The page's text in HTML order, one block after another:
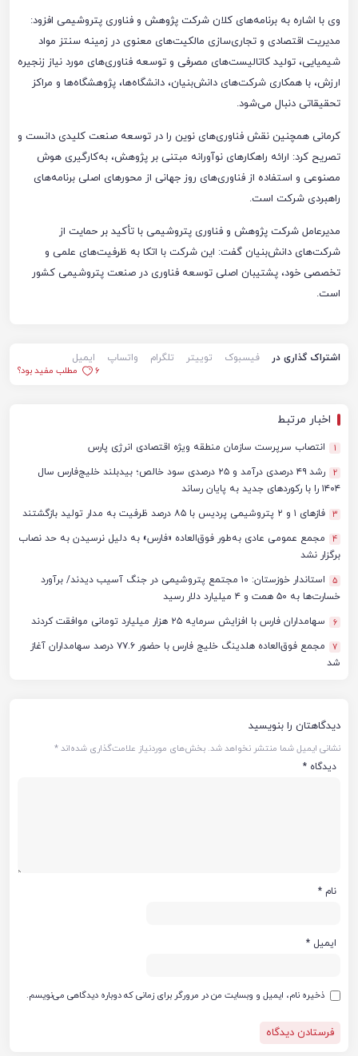
وی با اشاره به برنامه‌های کلان شرکت پژوهش و فناوری پتروشیمی افزود:
مدیریت اقتصادی و تجاری‌سازی مالکیت‌های معنوی در زمینه سنتز مواد
شیمیایی، تولید کاتالیست‌های مصرفی و توسعه فناوری‌های مورد نیاز زنجیره
ارزش، با همکاری شرکت‌های دانش‌بنیان، دانشگاه‌ها، پژوهشگاه‌ها و مراکز
تحقیقاتی دنبال می‌شود.
کرمانی همچنین نقش فناوری‌های نوین را در توسعه صنعت کلیدی دانست و
تصریح کرد: ارائه راهکارهای نوآورانه مبتنی بر پژوهش، به‌کارگیری هوش
مصنوعی و استفاده از فناوری‌های روز جهانی از محورهای اصلی برنامه‌های
راهبردی شرکت است.
مدیرعامل شرکت پژوهش و فناوری پتروشیمی با تأکید بر حمایت از
شرکت‌های دانش‌بنیان گفت: این شرکت با اتکا به ظرفیت‌های علمی و
تخصصی خود، پشتیبان اصلی توسعه فناوری در صنعت پتروشیمی کشور
است.
اشتراک گذاری در فیسبوک توییتر تلگرام واتساپ
ایمیل
6
مطلب مفید بود؟
اخبار مرتبط
1 انتصاب سرپرست سازمان منطقه ویژه اقتصادی انرژی پارس
2
رشد ۴۹ درصدی درآمد و ۲۵ درصدی سود خالص؛ بیدبلند خلیج‌فارس سال
۱۴۰۴ را با رکوردهای جدید به پایان رساند
3 فازهای ۱ و ۲ پتروشیمی پردیس با ۸۵ درصد ظرفیت به مدار تولید بازگشتند
4
مجمع عمومی عادی به‌طور فوق‌العاده «فارس» به دلیل نرسیدن به حد نصاب
برگزار نشد
5
استاندار خوزستان: ۱۰ مجتمع پتروشیمی در جنگ آسیب دیدند/ برآورد
خسارت‌ها به ۵۰ همت و ۴ میلیارد دلار رسید
6 سهامداران فارس با افزایش سرمایه ۲۵ هزار میلیارد تومانی موافقت کردند
7
مجمع فوق‌العاده هلدینگ خلیج فارس با حضور ۷۷.۶ درصد سهامداران آغاز
شد
دیدگاهتان را بنویسید
نشانی ایمیل شما منتشر نخواهد شد. بخش‌های موردنیاز علامت‌گذاری شده‌اند*
دیدگاه *
نام *
ایمیل *
ذخیره نام، ایمیل و وبسایت من در مرورگر برای زمانی که دوباره دیدگاهی می‌نویسم.